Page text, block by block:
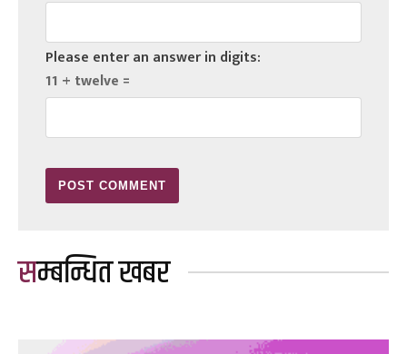
Please enter an answer in digits:
11 + twelve =
सम्बन्धित खबर